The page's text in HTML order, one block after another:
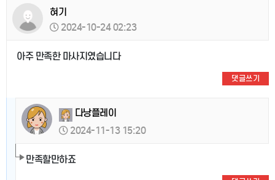
혀기
2024-10-24 02:23
아주 만족한 마사지였습니다
댓글쓰기
다낭플레이
2024-11-13 15:20
만족할만하죠